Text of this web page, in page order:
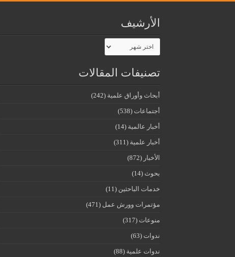
الأرشيف
الأرشيف
تصنيفات المقالات
أبحاث وأوراق علمية (242)
أجتماعات (538)
أخبار عالمية (14)
أخبار علمية (311)
الأخبار (872)
بحوث (14)
خدمات الباحثين (11)
مؤتمرات وورش عمل (471)
منوعات (317)
ندوات (63)
ندوات علمية (88)